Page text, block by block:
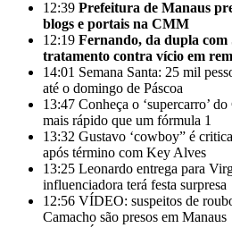
12:39 Prefeitura de Manaus
blogs e portais na CMM
12:19 Fernando, da dupla com
tratamento contra vício em
14:01 Semana Santa: 25 mil
até o domingo de Páscoa
13:47 Conheça o ‘supercarro’
mais rápido que um fórmula 1
13:32 Gustavo ‘cowboy” é
após término com Key Alves
13:25 Leonardo entrega para
influenciadora terá festa surpresa
12:56 VÍDEO: suspeitos de
Camacho são presos em Manaus